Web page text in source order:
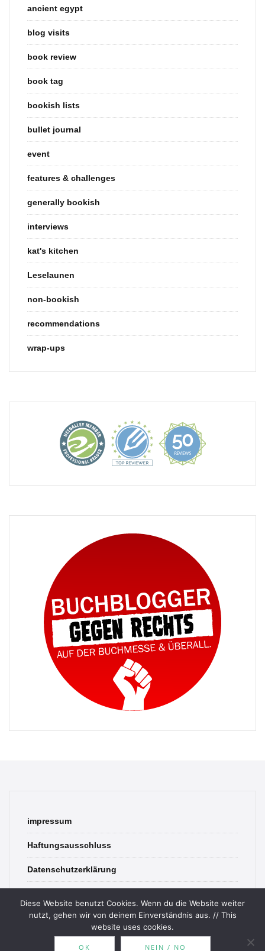
ancient egypt
blog visits
book review
book tag
bookish lists
bullet journal
event
features & challenges
generally bookish
interviews
kat's kitchen
Leselaunen
non-bookish
recommendations
wrap-ups
impressum
Haftungsausschluss
Datenschutzerklärung
Diese Website benutzt Cookies. Wenn du die Website weiter
nutzt, gehen wir von deinem Einverständnis aus. // This
website uses cookies.
OK NEIN / NO